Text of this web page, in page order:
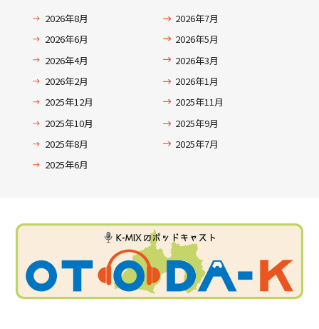
2026年8月
2026年7月
2026年6月
2026年5月
2026年4月
2026年3月
2026年2月
2026年1月
2025年12月
2025年11月
2025年10月
2025年9月
2025年8月
2025年7月
2025年6月